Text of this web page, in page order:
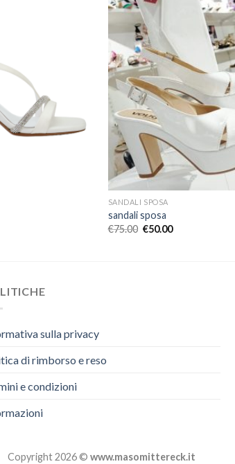
SANDALI SPOSA
sandali sposa
€75.00 €50.00
sulla privacy
di rimborso e reso
e condizioni
Copyright 2026 © www.masomittereck.it